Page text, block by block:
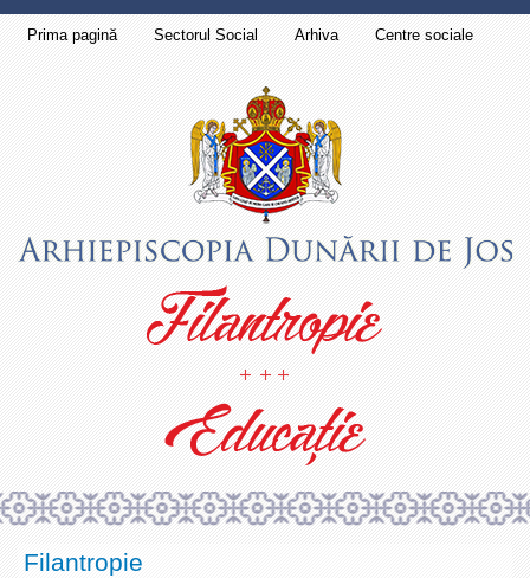
Prima pagină Sectorul Social Arhiva
Centre sociale
Filantropie